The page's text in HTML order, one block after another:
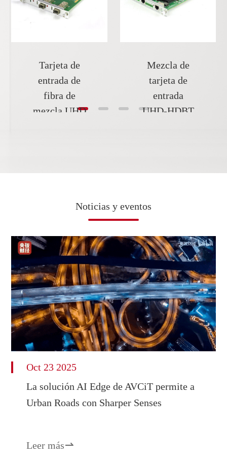
Tarjeta de
entrada de
fibra de
mezcla UHD
Mezcla de
tarjeta de
entrada
UHD-HDBT
Noticias y eventos
Oct 23 2025
La solución AI Edge de AVCiT permite a
Urban Roads con Sharper Senses
Leer más